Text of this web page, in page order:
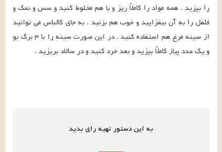
و یک عدد پیاز کاملاٌ بپزید و بعد خرد کنید و در سالاد بریزید .
به این دستور تهیه رای بدید